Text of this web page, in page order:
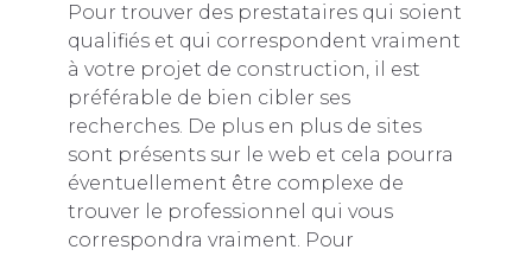
Pour trouver des prestataires qui soient
qualifiés et qui correspondent vraiment
à votre projet de construction, il est
préférable de bien cibler ses
recherches. De plus en plus de sites
sont présents sur le web et cela pourra
éventuellement être complexe de
trouver le professionnel qui vous
correspondra vraiment. Pour